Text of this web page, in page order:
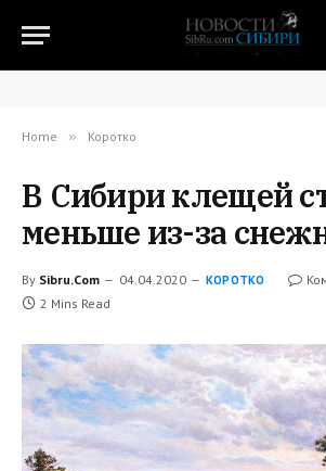
Home » Коротко
В Сибири клещей
меньше из-за
By Sibru.Com 04.04.2020 КОРОТКО
2 Mins Read